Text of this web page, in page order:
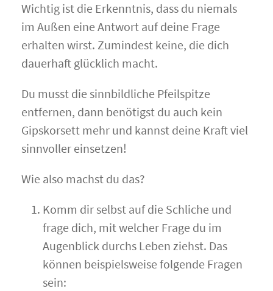
Wichtig ist die Erkenntnis, dass du niemals
im Außen eine Antwort auf deine Frage
erhalten wirst. Zumindest keine, die dich
dauerhaft glücklich macht.
Du musst die sinnbildliche Pfeilspitze
entfernen, dann benötigst du auch kein
Gipskorsett mehr und kannst deine Kraft viel
sinnvoller einsetzen!
Wie also machst du das?
Komm dir selbst auf die Schliche und
frage dich, mit welcher Frage du im
Augenblick durchs Leben ziehst. Das
können beispielsweise folgende Fragen
sein: